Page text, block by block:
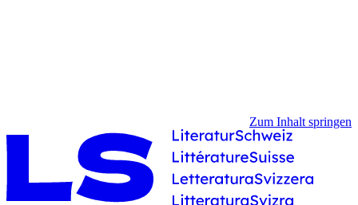
Zum Inhalt springen